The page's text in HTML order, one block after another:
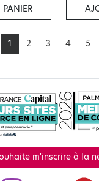
1 2 3 4 5
m'inscrire à la